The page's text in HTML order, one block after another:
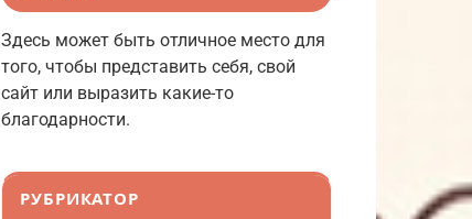
Здесь может быть отличное место для
того, чтобы представить себя, свой
сайт или выразить какие-то
благодарности.
РУБРИКАТОР